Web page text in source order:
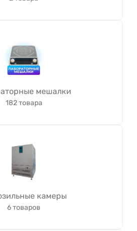
мешалки
182 товара
камеры
6 товаров